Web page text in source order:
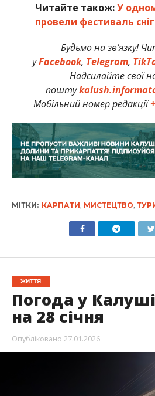
Читайте також:У
провели фестиваль
Будьмо на зв’язку!
уFacebook, Telegram,
Надсилайте свої
пошту
Мобільний номер редакції
МІТКИ: КАРПАТИ МИСТЕЦТВО
ЖИТТЯ
Погода у
на 28 січня
Опубліковано 27.01.2026